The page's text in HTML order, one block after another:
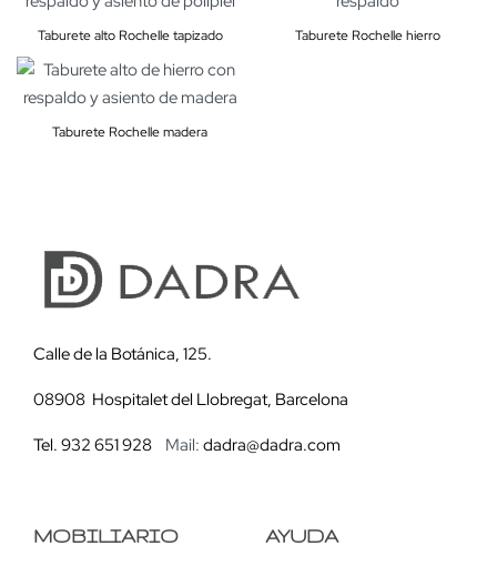
Taburete alto Rochelle tapizado Taburete Rochelle hierro
Taburete Rochelle madera
Calle de la Botánica, 125.
08908 Hospitalet del Llobregat, Barcelona
Tel. 932 651 928 Mail: dadra@dadra.com
MOBILIARIO AYUDA